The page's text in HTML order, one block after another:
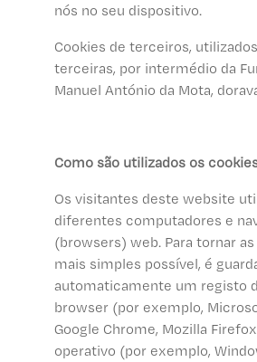
nós no seu dispositivo.
Cookies de terceiros,
terceiras, por intermédio da
Manuel António da Mota,
Como são utilizados os
Os visitantes deste website
diferentes computadores e
(browsers) web. Para tornar
mais simples possível, é
automaticamente um registo
browser (por exemplo,
Google Chrome, Mozilla
operativo (por exemplo,